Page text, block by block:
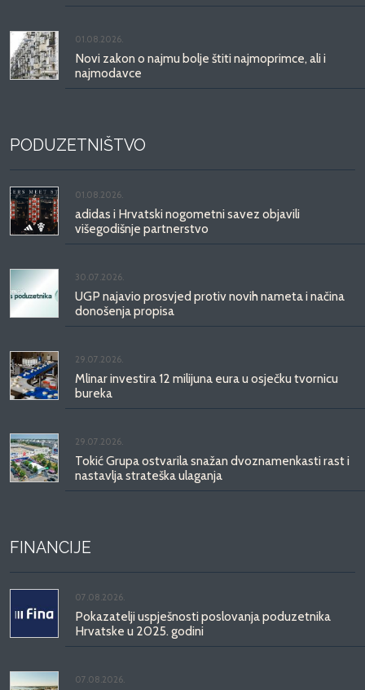
01.08.2026.
Novi zakon o najmu bolje štiti najmoprimce, ali i
najmodavce
PODUZETNIŠTVO
01.08.2026.
adidas i Hrvatski nogometni savez objavili
višegodišnje partnerstvo
30.07.2026.
UGP najavio prosvjed protiv novih nameta i načina
donošenja propisa
29.07.2026.
Mlinar investira 12 milijuna eura u osječku tvornicu
bureka
29.07.2026.
Tokić Grupa ostvarila snažan dvoznamenkasti rast i
nastavlja strateška ulaganja
FINANCIJE
07.08.2026.
Pokazatelji uspješnosti poslovanja poduzetnika
Hrvatske u 2025. godini
07.08.2026.